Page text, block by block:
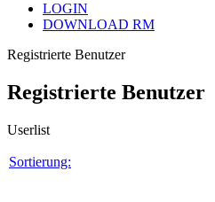
LOGIN
DOWNLOAD RM
Registrierte Benutzer
Registrierte Benutzer
Userlist
Sortierung: